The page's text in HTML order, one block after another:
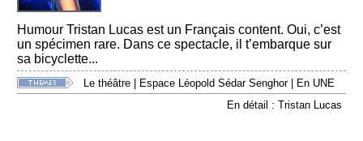
Humour Tristan Lucas est un Français content. Oui, c’est
un spécimen rare. Dans ce spectacle, il t’embarque sur
sa bicyclette...
Le théâtre Espace Léopold Sédar Senghor|
En UNE
En détail : Tristan Lucas